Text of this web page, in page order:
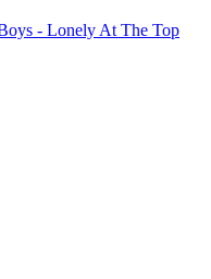
- Lonely At The Top